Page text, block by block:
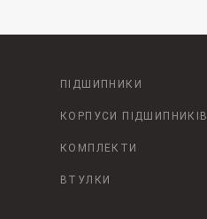
ПІДШИПНИКИ
КОРПУСИ ПІДШИПНИКІВ
КОМПЛЕКТИ
ВТУЛКИ